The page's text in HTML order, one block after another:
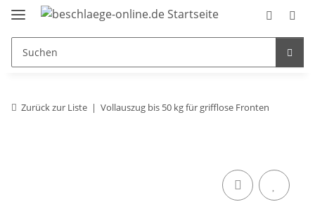
Zurück zur Liste Vollauszug bis 50 kg für grifflose Fronten